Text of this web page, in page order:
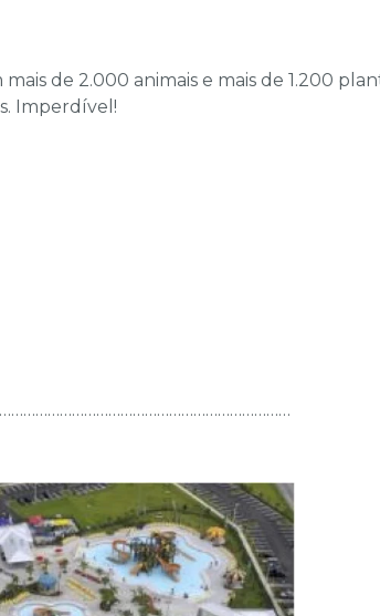
de 2.000 animais e mais de 1.200
Imperdível!